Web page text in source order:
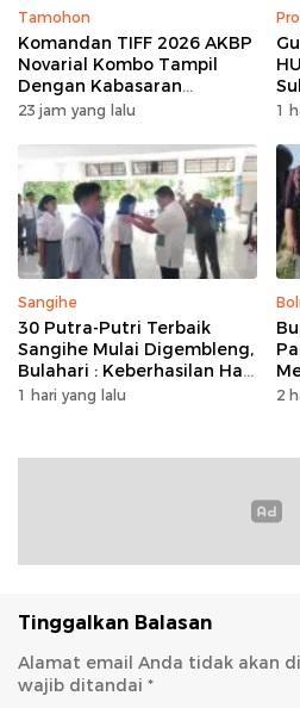
Tamohon
Komandan TIFF 2026 AKBP
Novarial Kombo Tampil
Dengan Kabasaran
Minahasa, Padukan Tugas
23 jam yang lalu 1
Sangihe
30 Putra-Putri Terbaik
Sangihe Mulai Digembleng,
Bulahari : Keberhasilan Hari
Ini Bukan Garis Akhir Tapi
1 hari yang lalu 2
Tinggalkan Balasan
Alamat email Anda tidak akan
wajib ditandai *